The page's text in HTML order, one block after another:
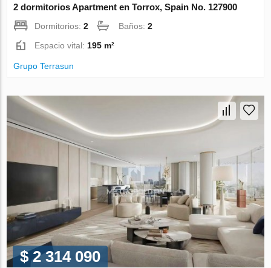
2 dormitorios Apartment en Torrox, Spain No. 127900
Dormitorios:2 Baños:2
Espacio vital:195 m²
Grupo Terrasun
$ 2 314 090